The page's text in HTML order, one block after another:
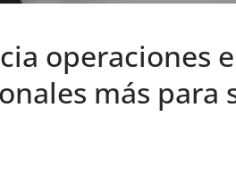
operaciones
más para